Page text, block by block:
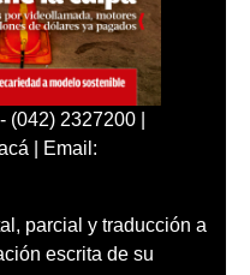
2327200 |
| Email:
parcial y traducción a
escrita de su